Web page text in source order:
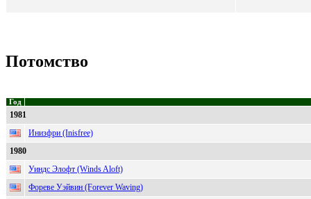
Потомство
Год
1981
Инизфри (Inisfree)
1980
Уиндс Элофт (Winds Aloft)
Фореве Уэйвин (Forever Waving)